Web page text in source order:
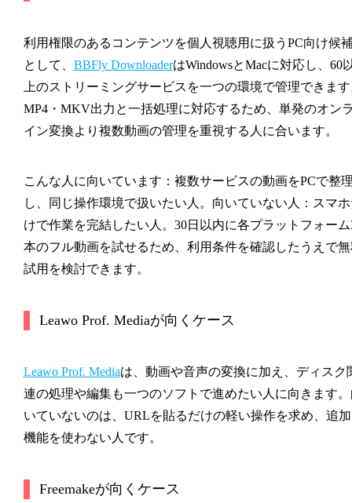
利用権限のあるコンテンツを個人視聴用に扱うPC向け候
として、 BBFly DownloaderはWindowsとMacに対応し、60
上のストリーミングサービスを一つの環境で管理できま
MP4・MKV出力と一括処理に対応するため、単発のオン
イン変換より複数動画の管理を重視する人に合います。
こんな人に向いています：複数サービスの動画をPCで整
し、同じ操作環境で扱いたい人。向いていない人：スマ
けで作業を完結したい人。30日以内に各プラットフォーム
本のフル動画を試せるため、利用条件を確認したうえで
試用を検討できます。
Leawo Prof. Mediaが向くケース
Leawo Prof. Mediaは、動画や音声の変換に加え、ディスク
連の処理や編集も一つのソフトで進めたい人に向きます
いていないのは、URLを貼るだけの軽い操作を求め、追加
機能を使わない人です。
Freemakeが向くケース